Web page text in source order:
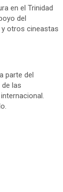
en el Trinidad
del
y otros cineastas
parte del
las